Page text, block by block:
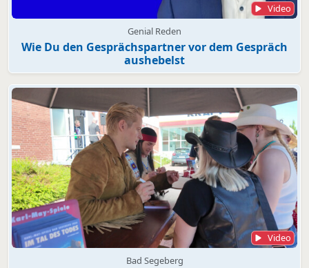
Video
Genial Reden
Wie Du den Gesprächspartner vor dem Gespräch
aushebelst
Video
Bad Segeberg